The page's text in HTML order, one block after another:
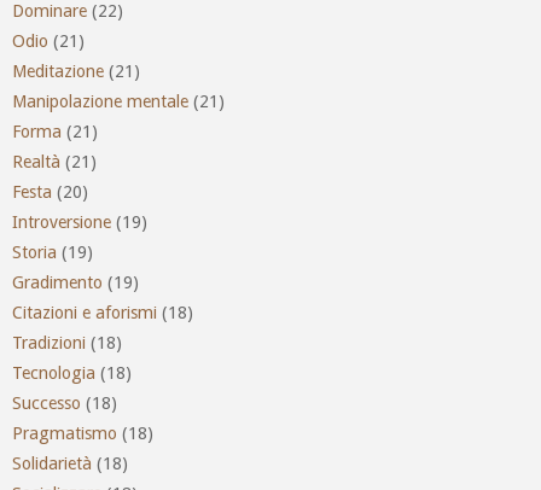
Dominare (22)
Odio (21)
Meditazione (21)
Manipolazione mentale (21)
Forma (21)
Realtà (21)
Festa (20)
Introversione (19)
Storia (19)
Gradimento (19)
Citazioni e aforismi (18)
Tradizioni (18)
Tecnologia (18)
Successo (18)
Pragmatismo (18)
Solidarietà (18)